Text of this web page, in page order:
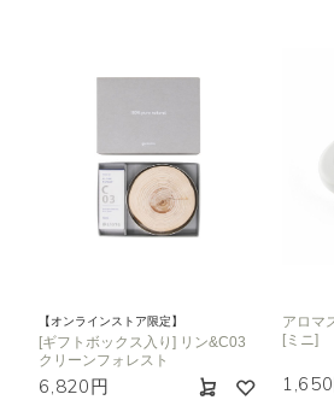
【オンラインストア限定】
[ギフトボックス入り] リン&C03
クリーンフォレスト
6,820円
アロマ
[ミニ]